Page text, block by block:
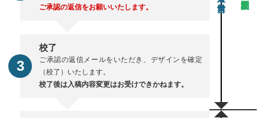
ご承認の返信をお願いいたします。
校了
ご承認の返信メールをいただき、デザインを確定
（校了）いたします。
校了後は入稿内容変更はお受けできかねます。